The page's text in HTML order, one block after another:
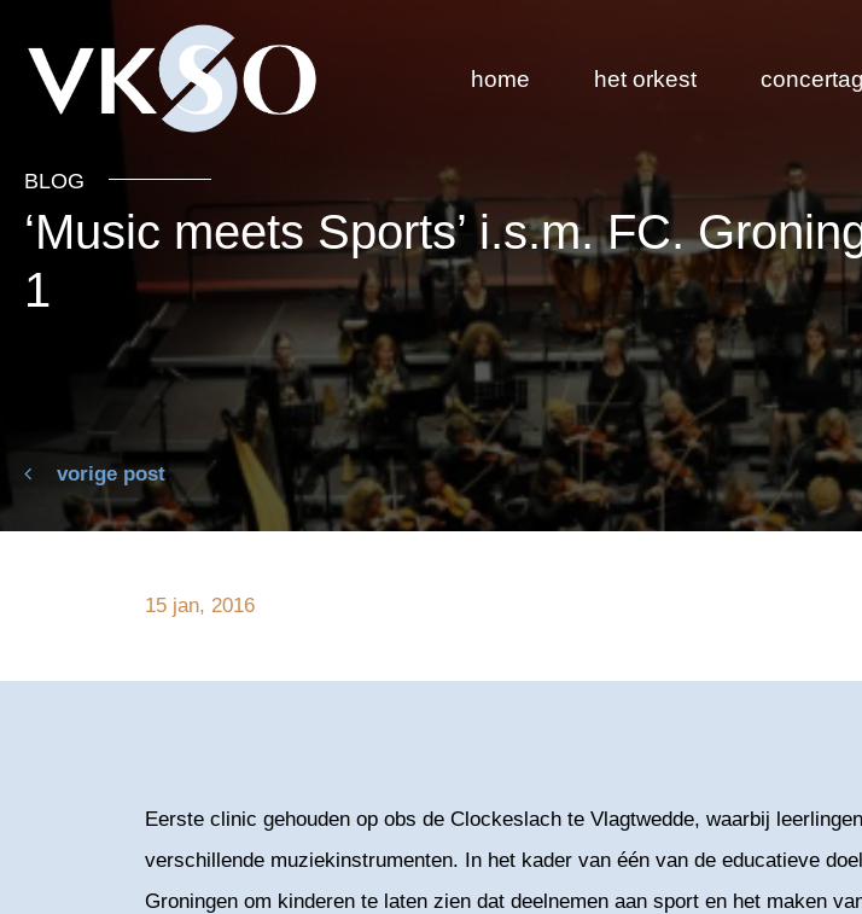
home het orkest
BLOG
‘Music meets Sports’ i.s.m. FC.
1
vorige post
15 jan, 2016
Eerste clinic gehouden op obs de Clockeslach te Vlagtwedde, waarbij
verschillende muziekinstrumenten. In het kader van één van de educatieve
Groningen om kinderen te laten zien dat deelnemen aan sport en het maken